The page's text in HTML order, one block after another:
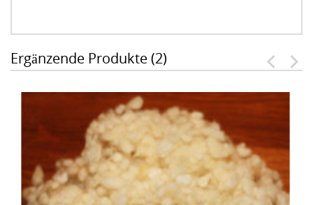
Ergänzende Produkte (2)